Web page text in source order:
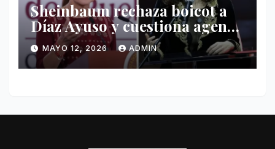
Sheinbaum rechaza boicot a
Díaz Ayuso y cuestiona agenda
de funcionaria española
MAYO 12, 2026 ADMIN